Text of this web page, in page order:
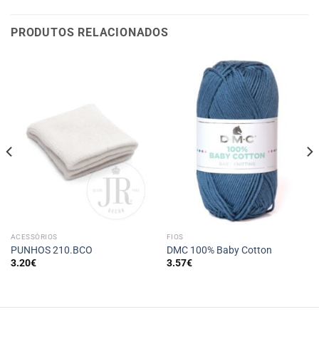
PRODUTOS RELACIONADOS
ACESSÓRIOS
PUNHOS 210.BCO
3.20€
FIOS
DMC 100% Baby Cotton
3.57€